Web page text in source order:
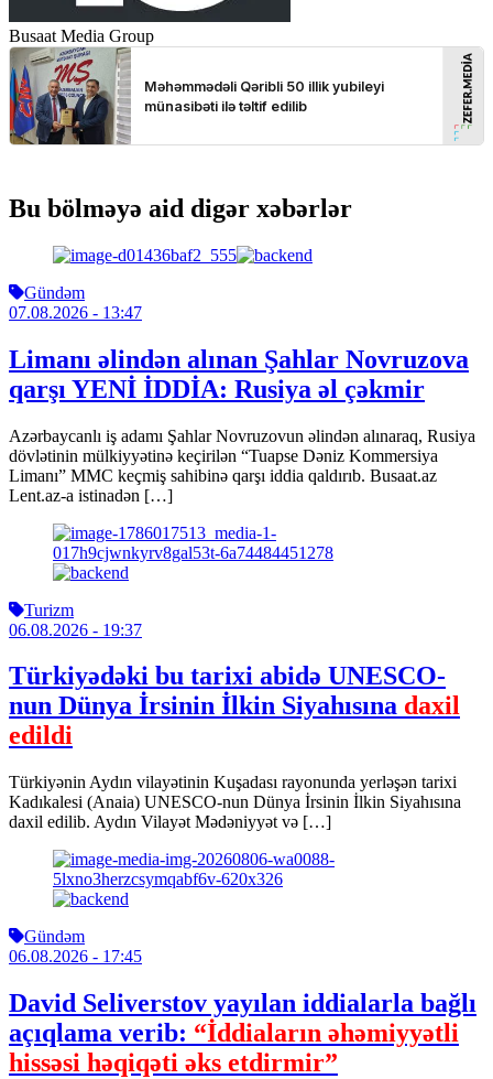
Busaat Media Group
Bu bölməyə aid digər xəbərlər
Gündəm
07.08.2026 - 13:47
Limanı əlindən alınan Şahlar Novruzova
qarşı YENİ İDDİA: Rusiya əl çəkmir
Azərbaycanlı iş adamı Şahlar Novruzovun əlindən alınaraq, Rusiya
dövlətinin mülkiyyətinə keçirilən “Tuapse Dəniz Kommersiya
Limanı” MMC keçmiş sahibinə qarşı iddia qaldırıb. Busaat.az
Lent.az-a istinadən […]
Turizm
06.08.2026 - 19:37
Türkiyədəki bu tarixi abidə UNESCO-
nun Dünya İrsinin İlkin Siyahısına daxil
edildi
Türkiyənin Aydın vilayətinin Kuşadası rayonunda yerləşən tarixi
Kadıkalesi (Anaia) UNESCO-nun Dünya İrsinin İlkin Siyahısına
daxil edilib. Aydın Vilayət Mədəniyyət və […]
Gündəm
06.08.2026 - 17:45
David Seliverstov yayılan iddialarla bağlı
açıqlama verib: “İddiaların əhəmiyyətli
hissəsi həqiqəti əks etdirmir”